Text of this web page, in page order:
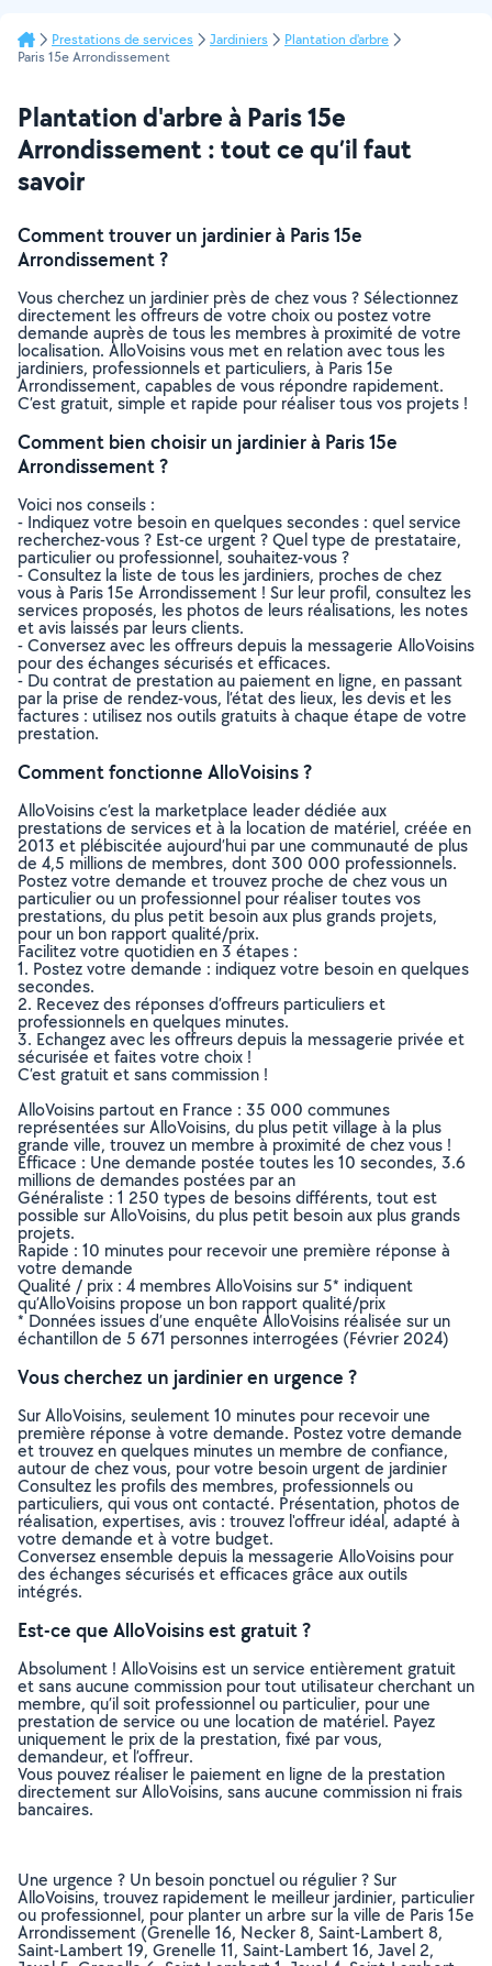
Prestations de services Jardiniers
Plantation d'arbre
Paris 15e Arrondissement
Plantation d'arbre à Paris 15e
Arrondissement : tout ce qu’il faut
savoir
Comment trouver un jardinier à Paris 15e
Arrondissement ?
Vous cherchez un jardinier près de chez vous ? Sélectionnez
directement les offreurs de votre choix ou postez votre
demande auprès de tous les membres à proximité de votre
localisation. AlloVoisins vous met en relation avec tous les
jardiniers, professionnels et particuliers, à Paris 15e
Arrondissement, capables de vous répondre rapidement.
C’est gratuit, simple et rapide pour réaliser tous vos projets !
Comment bien choisir un jardinier à Paris 15e
Arrondissement ?
Voici nos conseils :
- Indiquez votre besoin en quelques secondes : quel service
recherchez-vous ? Est-ce urgent ? Quel type de prestataire,
particulier ou professionnel, souhaitez-vous ?
- Consultez la liste de tous les jardiniers, proches de chez
vous à Paris 15e Arrondissement ! Sur leur profil, consultez les
services proposés, les photos de leurs réalisations, les notes
et avis laissés par leurs clients.
- Conversez avec les offreurs depuis la messagerie AlloVoisins
pour des échanges sécurisés et efficaces.
- Du contrat de prestation au paiement en ligne, en passant
par la prise de rendez-vous, l’état des lieux, les devis et les
factures : utilisez nos outils gratuits à chaque étape de votre
prestation.
Comment fonctionne AlloVoisins ?
AlloVoisins c’est la marketplace leader dédiée aux
prestations de services et à la location de matériel, créée en
2013 et plébiscitée aujourd’hui par une communauté de plus
de 4,5 millions de membres, dont 300 000 professionnels.
Postez votre demande et trouvez proche de chez vous un
particulier ou un professionnel pour réaliser toutes vos
prestations, du plus petit besoin aux plus grands projets,
pour un bon rapport qualité/prix.
Facilitez votre quotidien en 3 étapes :
1. Postez votre demande : indiquez votre besoin en quelques
secondes.
2. Recevez des réponses d’offreurs particuliers et
professionnels en quelques minutes.
3. Echangez avec les offreurs depuis la messagerie privée et
sécurisée et faites votre choix !
C’est gratuit et sans commission !
AlloVoisins partout en France : 35 000 communes
représentées sur AlloVoisins, du plus petit village à la plus
grande ville, trouvez un membre à proximité de chez vous !
Efficace : Une demande postée toutes les 10 secondes, 3.6
millions de demandes postées par an
Généraliste : 1 250 types de besoins différents, tout est
possible sur AlloVoisins, du plus petit besoin aux plus grands
projets.
Rapide : 10 minutes pour recevoir une première réponse à
votre demande
Qualité / prix : 4 membres AlloVoisins sur 5* indiquent
qu’AlloVoisins propose un bon rapport qualité/prix
* Données issues d’une enquête AlloVoisins réalisée sur un
échantillon de 5 671 personnes interrogées (Février 2024)
Vous cherchez un jardinier en urgence ?
Sur AlloVoisins, seulement 10 minutes pour recevoir une
première réponse à votre demande. Postez votre demande
et trouvez en quelques minutes un membre de confiance,
autour de chez vous, pour votre besoin urgent de jardinier
Consultez les profils des membres, professionnels ou
particuliers, qui vous ont contacté. Présentation, photos de
réalisation, expertises, avis : trouvez l'offreur idéal, adapté à
votre demande et à votre budget.
Conversez ensemble depuis la messagerie AlloVoisins pour
des échanges sécurisés et efficaces grâce aux outils
intégrés.
Est-ce que AlloVoisins est gratuit ?
Absolument ! AlloVoisins est un service entièrement gratuit
et sans aucune commission pour tout utilisateur cherchant un
membre, qu’il soit professionnel ou particulier, pour une
prestation de service ou une location de matériel. Payez
uniquement le prix de la prestation, fixé par vous,
demandeur, et l’offreur.
Vous pouvez réaliser le paiement en ligne de la prestation
directement sur AlloVoisins, sans aucune commission ni frais
bancaires.
Une urgence ? Un besoin ponctuel ou régulier ? Sur
AlloVoisins, trouvez rapidement le meilleur jardinier, particulier
ou professionnel, pour planter un arbre sur la ville de Paris 15e
Arrondissement (Grenelle 16, Necker 8, Saint-Lambert 8,
Saint-Lambert 19, Grenelle 11, Saint-Lambert 16, Javel 2,